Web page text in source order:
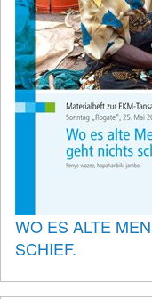
WO ES ALTE
SCHIEF.